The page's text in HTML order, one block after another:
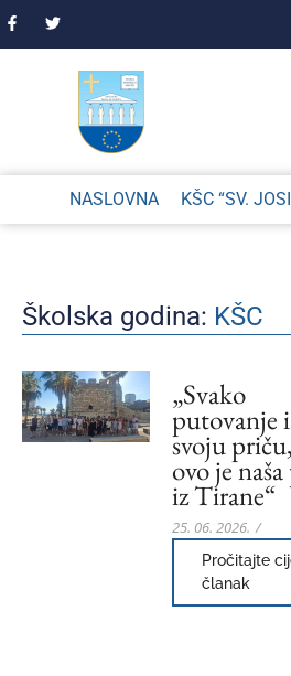
NASLOVNA KŠC “SV.
Školska godina: KŠC
„Svako
putovanje
svoju
ovo je
iz Tirane“
25. 06. 2026. /
Pročitajte
članak